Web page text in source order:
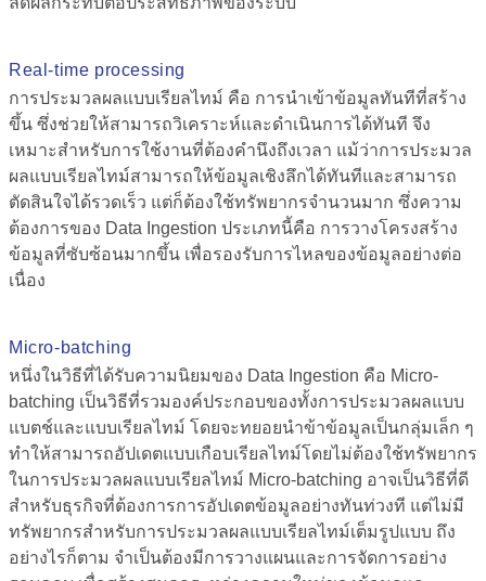
Real-time processing
การประมวลผลแบบเรียลไทม์ คือ การนำเข้าข้อมูลทันทีที่สร้าง
ขึ้น ซึ่งช่วยให้สามารถวิเคราะห์และดำเนินการได้ทันที จึง
เหมาะสำหรับการใช้งานที่ต้องคำนึงถึงเวลา แม้ว่าการประมวล
ผลแบบเรียลไทม์สามารถให้ข้อมูลเชิงลึกได้ทันทีและสามารถ
ตัดสินใจได้รวดเร็ว แต่ก็ต้องใช้ทรัพยากรจำนวนมาก ซึ่งความ
ต้องการของ Data Ingestion ประเภทนี้คือ การวางโครงสร้าง
ข้อมูลที่ซับซ้อนมากขึ้น เพื่อรองรับการไหลของข้อมูลอย่างต่อ
เนื่อง
Micro-batching
หนึ่งในวิธีที่ได้รับความนิยมของ Data Ingestion คือ Micro-
batching เป็นวิธีที่รวมองค์ประกอบของทั้งการประมวลผลแบบ
แบตช์และแบบเรียลไทม์ โดยจะทยอยนำข้าข้อมูลเป็นกลุ่มเล็ก ๆ
ทำให้สามารถอัปเดตแบบเกือบเรียลไทม์โดยไม่ต้องใช้ทรัพยากร
ในการประมวลผลแบบเรียลไทม์ Micro-batching อาจเป็นวิธีที่ดี
สำหรับธุรกิจที่ต้องการการอัปเดตข้อมูลอย่างทันท่วงที แต่ไม่มี
ทรัพยากรสำหรับการประมวลผลแบบเรียลไทม์เต็มรูปแบบ ถึง
อย่างไรก็ตาม จำเป็นต้องมีการวางแผนและการจัดการอย่าง